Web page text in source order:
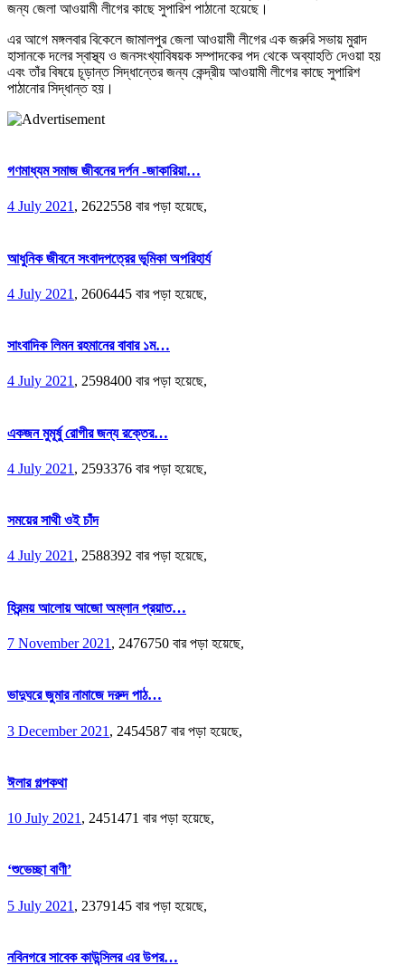
জন্য জেলা আওয়ামী লীগের কাছে সুপারিশ পাঠানো হয়েছে।
এর আগে মঙ্গলবার বিকেলে জামালপুর জেলা আওয়ামী লীগের এক জরুরি সভায় মুরাদ
হাসানকে দলের স্বাস্থ্য ও জনসংখ্যাবিষয়ক সম্পাদকের পদ থেকে অব্যাহতি দেওয়া হয়
এবং তাঁর বিষয়ে চূড়ান্ত সিদ্ধান্তের জন্য কেন্দ্রীয় আওয়ামী লীগের কাছে সুপারিশ
পাঠানোর সিদ্ধান্ত হয়।
গণমাধ্যম সমাজ জীবনের দর্পন -জাকারিয়া…
4 July 2021 , 2622558 বার পড়া হয়েছে,
আধুনিক জীবনে সংবাদপত্রের ভূমিকা অপরিহার্য
4 July 2021 , 2606445 বার পড়া হয়েছে,
সাংবাদিক লিমন রহমানের বাবার ১ম…
4 July 2021, 2598400 বার পড়া হয়েছে,
একজন মুমূর্ষু রোগীর জন্য রক্তের…
4 July 2021 , 2593376 বার পড়া হয়েছে,
সময়ের সাথী ওই চাঁদ
4 July 2021, 2588392 বার পড়া হয়েছে,
হিরন্ময় আলোয় আজো অম্লান প্রয়াত…
7 November 2021 , 2476750 বার পড়া হয়েছে,
ভাদুঘরে জুমার নামাজে দরুদ পাঠ…
3 December 2021 , 2454587 বার পড়া হয়েছে,
ঈলার গল্পকথা
10 July 2021 , 2451471 বার পড়া হয়েছে,
‘শুভেচ্ছা বাণী’
5 July 2021 , 2379145 বার পড়া হয়েছে,
নবিনগরে সাবেক কাউন্সিলর এর উপর…